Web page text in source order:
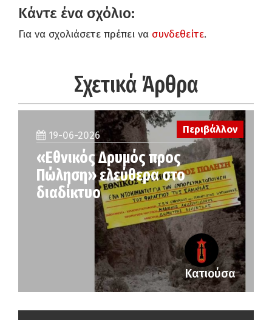
Κάντε ένα σχόλιο:
Για να σχολιάσετε πρέπει να συνδεθείτε.
Σχετικά Άρθρα
Περιβάλλον
19-06-2026
«Εθνικός Δρυμός προς
Πώληση» ελεύθερα στο
διαδίκτυο
Κατιούσα